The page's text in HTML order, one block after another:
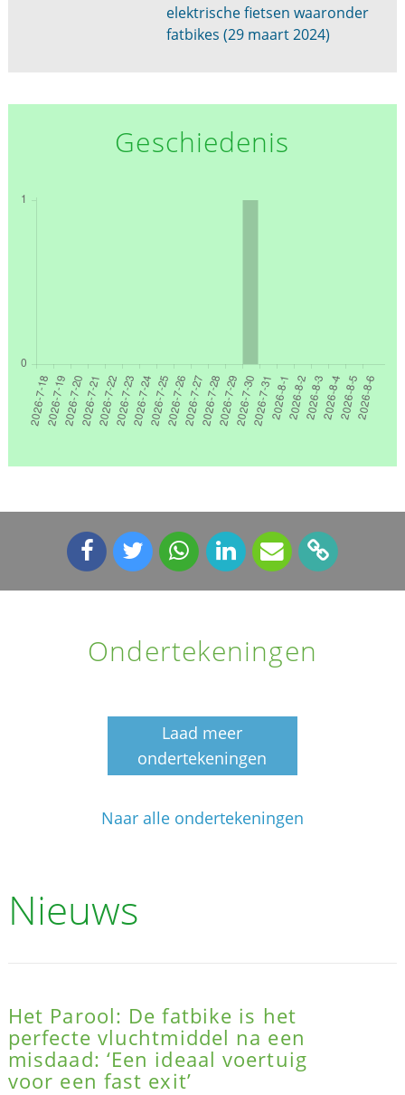
elektrische fietsen waaronder
fatbikes (29 maart 2024)
Geschiedenis
Ondertekeningen
Laad meer
ondertekeningen
Naar alle ondertekeningen
Nieuws
Het Parool: De fatbike is het
perfecte vluchtmiddel na een
misdaad: ‘Een ideaal voertuig
voor een fast exit’